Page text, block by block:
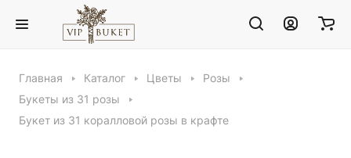
Главная Каталог Цветы
Розы
Букеты из 31 розы
Букет из 31 коралловой розы в крафте